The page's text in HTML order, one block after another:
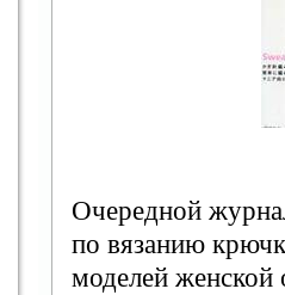
Очередной
по вязанию
моделей женской